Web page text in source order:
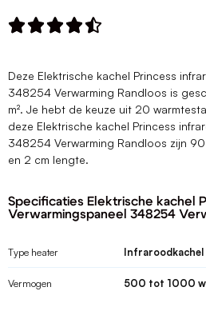

Deze Elektrische kachel Princess
348254 Verwarming Randloos is
m². Je hebt de keuze uit 20
deze Elektrische kachel Princess
348254 Verwarming Randloos zijn
en 2 cm lengte.
Specificaties Elektrische kachel
Verwarmingspaneel 348254
Type heater Infraroodkachel
Vermogen 500 tot 1000